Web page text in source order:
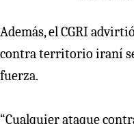
Además, el CGRI
contra territorio iraní
fuerza.
“Cualquier ataque